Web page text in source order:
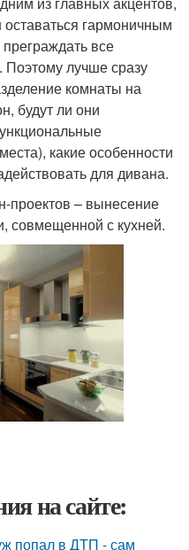
гармоничным
все
Поэтому лучше сразу
комнаты на
будут ли они
какие особенности
для дивана.
проектов – вынесение
совмещенной с кухней.
на сайте:
попал в ДТП - сам